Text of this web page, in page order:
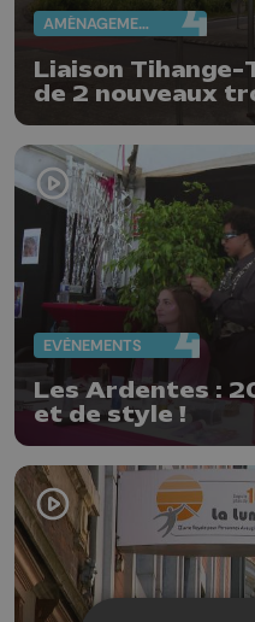
AMÉNAGEMENT DU TERRITOIRE
Liaison
de 2 nouveaux
EVÈNEMENTS
Les Ardentes :
et de style !